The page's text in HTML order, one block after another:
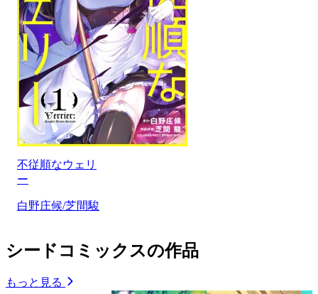
不従順なウェリ
ー
白野庄候/芝間駿
シードコミックスの作品
もっと見る